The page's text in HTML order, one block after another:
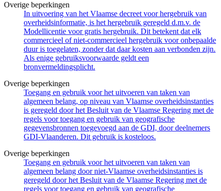
Overige beperkingen
In uitvoering van het Vlaamse decreet voor hergebruik van
overheidsinformatie, is het hergebruik geregeld d.m.v. de
Modellicentie voor gratis hergebruik. Dit betekent dat elk
commercieel of niet-commercieel hergebruik voor onbepaalde
duur is toegelaten, zonder dat daar kosten aan verbonden zijn.
Als enige gebruiksvoorwaarde geldt een
bronvermeldingsplicht.
Overige beperkingen
Toegang en gebruik voor het uitvoeren van taken van
algemeen belang, op niveau van Vlaamse overheidsinstanties
is geregeld door het Besluit van de Vlaamse Regering met de
regels voor toegang en gebruik van geografische
gegevensbronnen toegevoegd aan de GDI, door deelnemers
GDI-Vlaanderen. Dit gebruik is kosteloos.
Overige beperkingen
Toegang en gebruik voor het uitvoeren van taken van
algemeen belang door niet-Vlaamse overheidsinstanties is
geregeld door het Besluit van de Vlaamse Regering met de
regels voor toegang en gebruik van geografische